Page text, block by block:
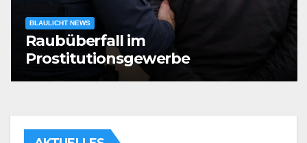
BLAULICHT NEWS
Raubüberfall im
Prostitutionsgewerbe